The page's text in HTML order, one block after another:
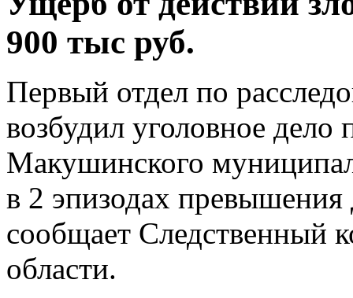
900 тыс руб.
Первый отдел по
возбудил уголовное
Макушинского
в 2 эпизодах
сообщает Следственный
области.